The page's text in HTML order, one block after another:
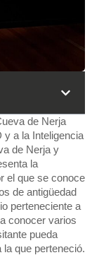
de Nerja
y a la Inteligencia
de Nerja y
la
el que se conoce
de antigüedad
perteneciente a
conocer varios
pueda
que perteneció.